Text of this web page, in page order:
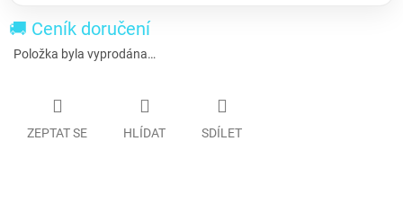
🚚 Ceník doručení
Položka byla vyprodána…
ZEPTAT SE HLÍDAT SDÍLET